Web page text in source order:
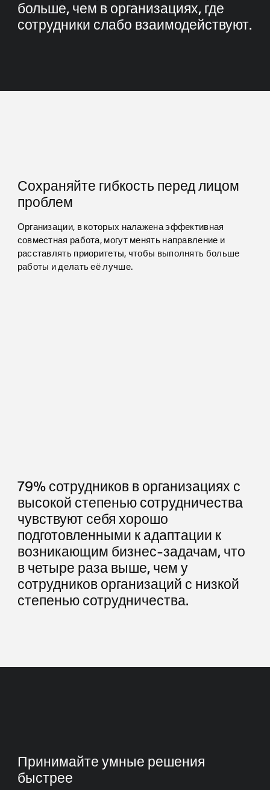
больше, чем в организациях, где
сотрудники слабо взаимодействуют.
Сохраняйте гибкость перед лицом
проблем
Организации, в которых налажена эффективная
совместная работа, могут менять направление и
расставлять приоритеты, чтобы выполнять больше
работы и делать её лучше.
79% сотрудников в организациях с
высокой степенью сотрудничества
чувствуют себя хорошо
подготовленными к адаптации к
возникающим бизнес-задачам, что
в четыре раза выше, чем у
сотрудников организаций с низкой
степенью сотрудничества.
Принимайте умные решения
быстрее